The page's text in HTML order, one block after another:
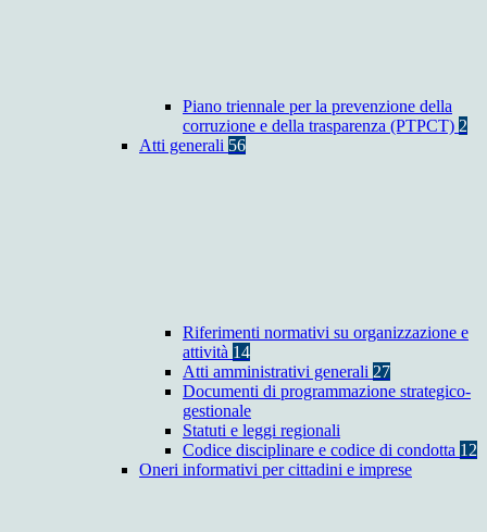
Piano triennale per la prevenzione della
corruzione e della trasparenza (PTPCT) 2
Atti generali 56
Riferimenti normativi su organizzazione e
attività 14
Atti amministrativi generali 27
Documenti di programmazione strategico-
gestionale
Statuti e leggi regionali
Codice disciplinare e codice di condotta 12
Oneri informativi per cittadini e imprese